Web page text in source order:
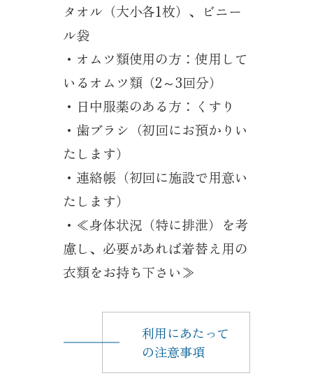
タオル（大小各1枚）、ビニー
ル袋
・オムツ類使用の方：使用して
いるオムツ類（2～3回分）
・日中服薬のある方：くすり
・歯ブラシ（初回にお預かりい
たします）
・連絡帳（初回に施設で用意い
たします）
・≪身体状況（特に排泄）を考
慮し、必要があれば着替え用の
衣類をお持ち下さい≫
利用にあたって
の注意事項